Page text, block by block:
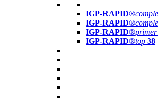
IGP-RAPID®
IGP-RAPID®
IGP-RAPID®primer
IGP-RAPID®top 38